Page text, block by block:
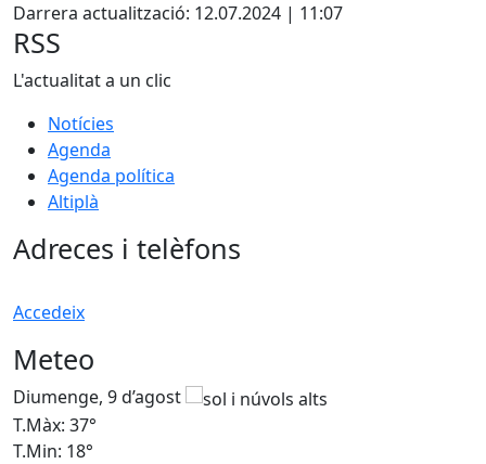
Darrera actualització: 12.07.2024 | 11:07
RSS
L'actualitat a un clic
Notícies
Agenda
Agenda política
Altiplà
Adreces i telèfons
Accedeix
Meteo
Diumenge, 9 d’agost
T.Màx: 37°
T.Min: 18°